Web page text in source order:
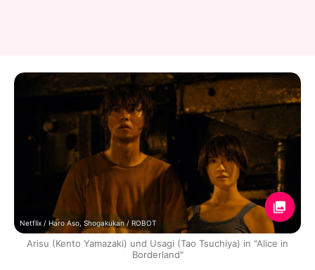
Netflix / Haro Aso, Shogakukan / ROBOT
Arisu (Kento Yamazaki) und Usagi (Tao Tsuchiya) in "Alice in
Borderland"